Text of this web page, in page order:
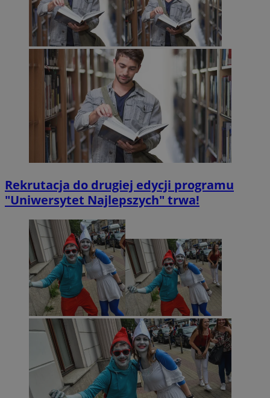
Rekrutacja do drugiej edycji programu
"Uniwersytet Najlepszych" trwa!